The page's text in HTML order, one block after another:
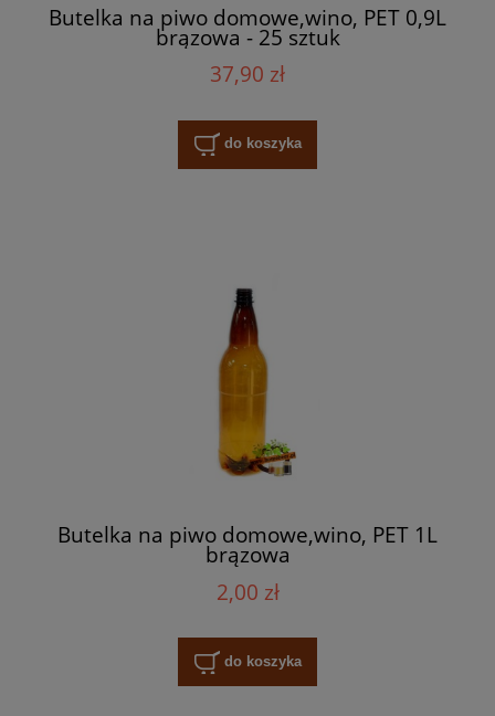
Butelka na piwo domowe,wino, PET 0,9L
brązowa - 25 sztuk
37,90 zł
do koszyka
Butelka na piwo domowe,wino, PET 1L
brązowa
2,00 zł
do koszyka